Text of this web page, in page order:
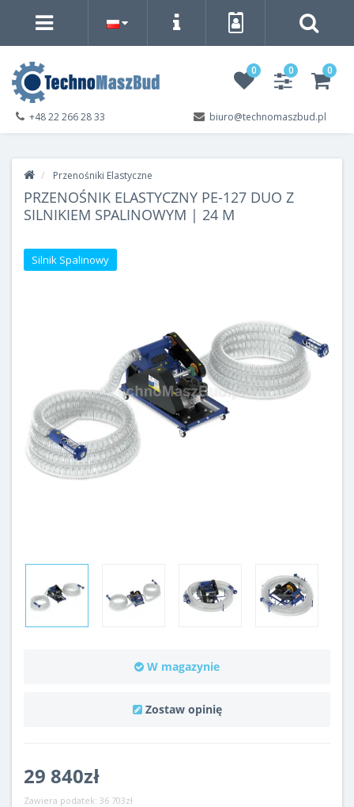
0 0 0
biuro@technomaszbud.pl
+48 22 266 28 33
Przenośniki Elastyczne
PRZENOŚNIK ELASTYCZNY PE-127 DUO Z
SILNIKIEM SPALINOWYM | 24 M
Silnik Spalinowy
W magazynie
Zostaw opinię
29 840zł
Zawiera podatek: 36 703zł